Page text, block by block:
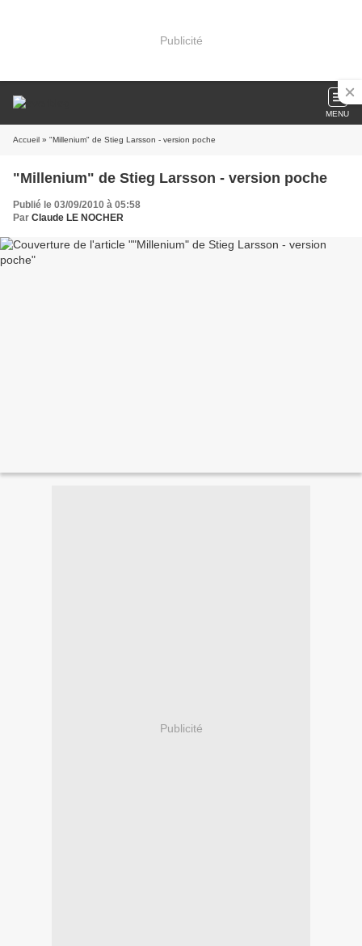
Publicité
MENU
Accueil » "Millenium" de Stieg Larsson - version poche
"Millenium" de Stieg Larsson - version poche
Publié le 03/09/2010 à 05:58
Par Claude LE NOCHER
Publicité